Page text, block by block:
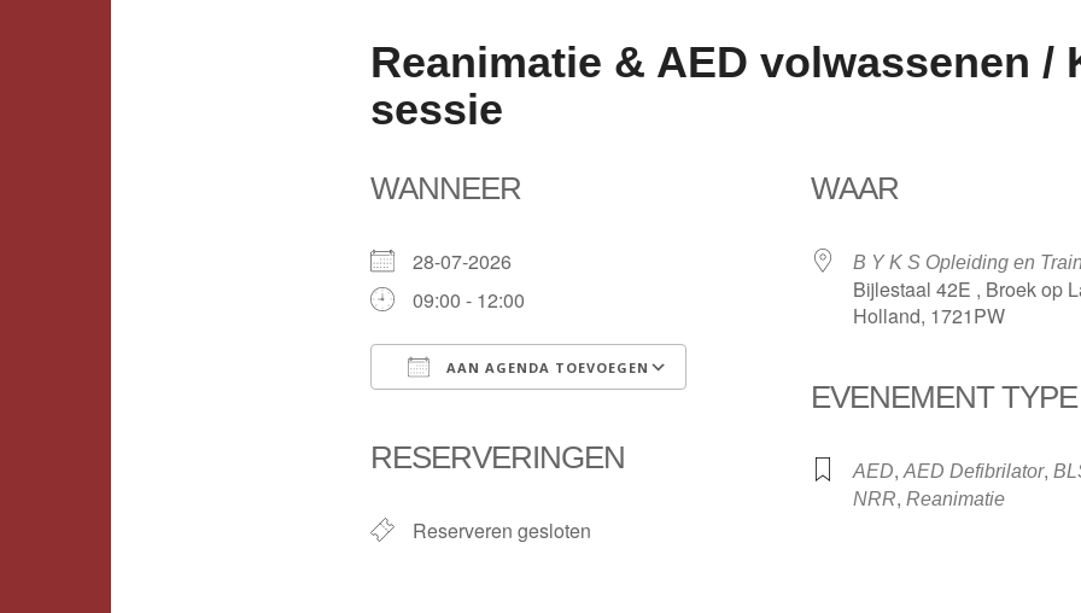
Reanimatie & AED volwassenen /
sessie
WANNEER
28-07-2026
09:00 - 12:00
AAN AGENDA TOEVOEGEN
Google Calendar iCalendar
RESERVERINGEN
Reserveren gesloten
WAAR
B Y K S Opleiding en
Bijlestaal 42E , Broek op
Holland, 1721PW
EVENEMENT TYPE
AED,AED Defibrilator,
NRR, Reanimatie